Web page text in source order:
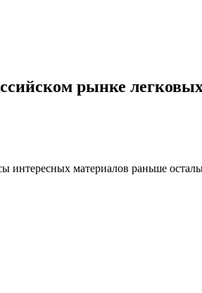
рынке
интересных материалов раньше